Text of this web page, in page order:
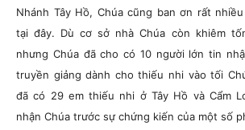
Nhánh Tây Hồ, Chúa cũng ban ơn rất
tại đây. Dù cơ sở nhà Chúa còn khiêm
nhưng Chúa đã cho có 10 người lớn tin
truyền giảng dành cho thiếu nhi vào tối
đã có 29 em thiếu nhi ở Tây Hồ và Cẩm
nhận Chúa trước sự chứng kiến của một số